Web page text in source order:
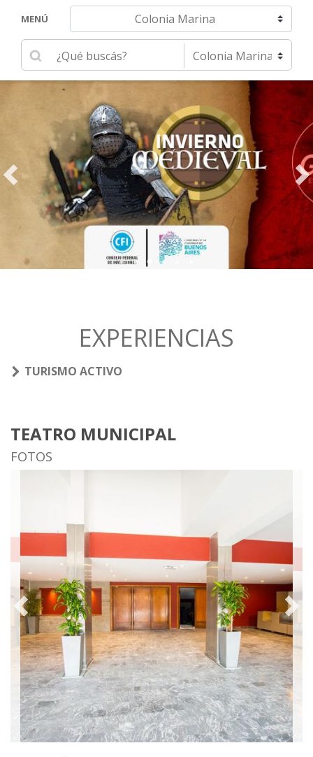
MENÚ Navegar hacia otra localidad
Ingrese su búsqueda Seleccione una localidad
EXPERIENCIAS
TURISMO ACTIVO
TEATRO MUNICIPAL
FOTOS